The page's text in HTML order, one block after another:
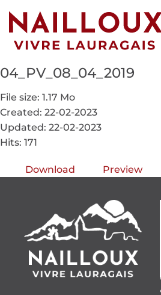
04_PV_08_04_2019
File size: 1.17 Mo
Created: 22-02-2023
Updated: 22-02-2023
Hits: 171
Download Preview